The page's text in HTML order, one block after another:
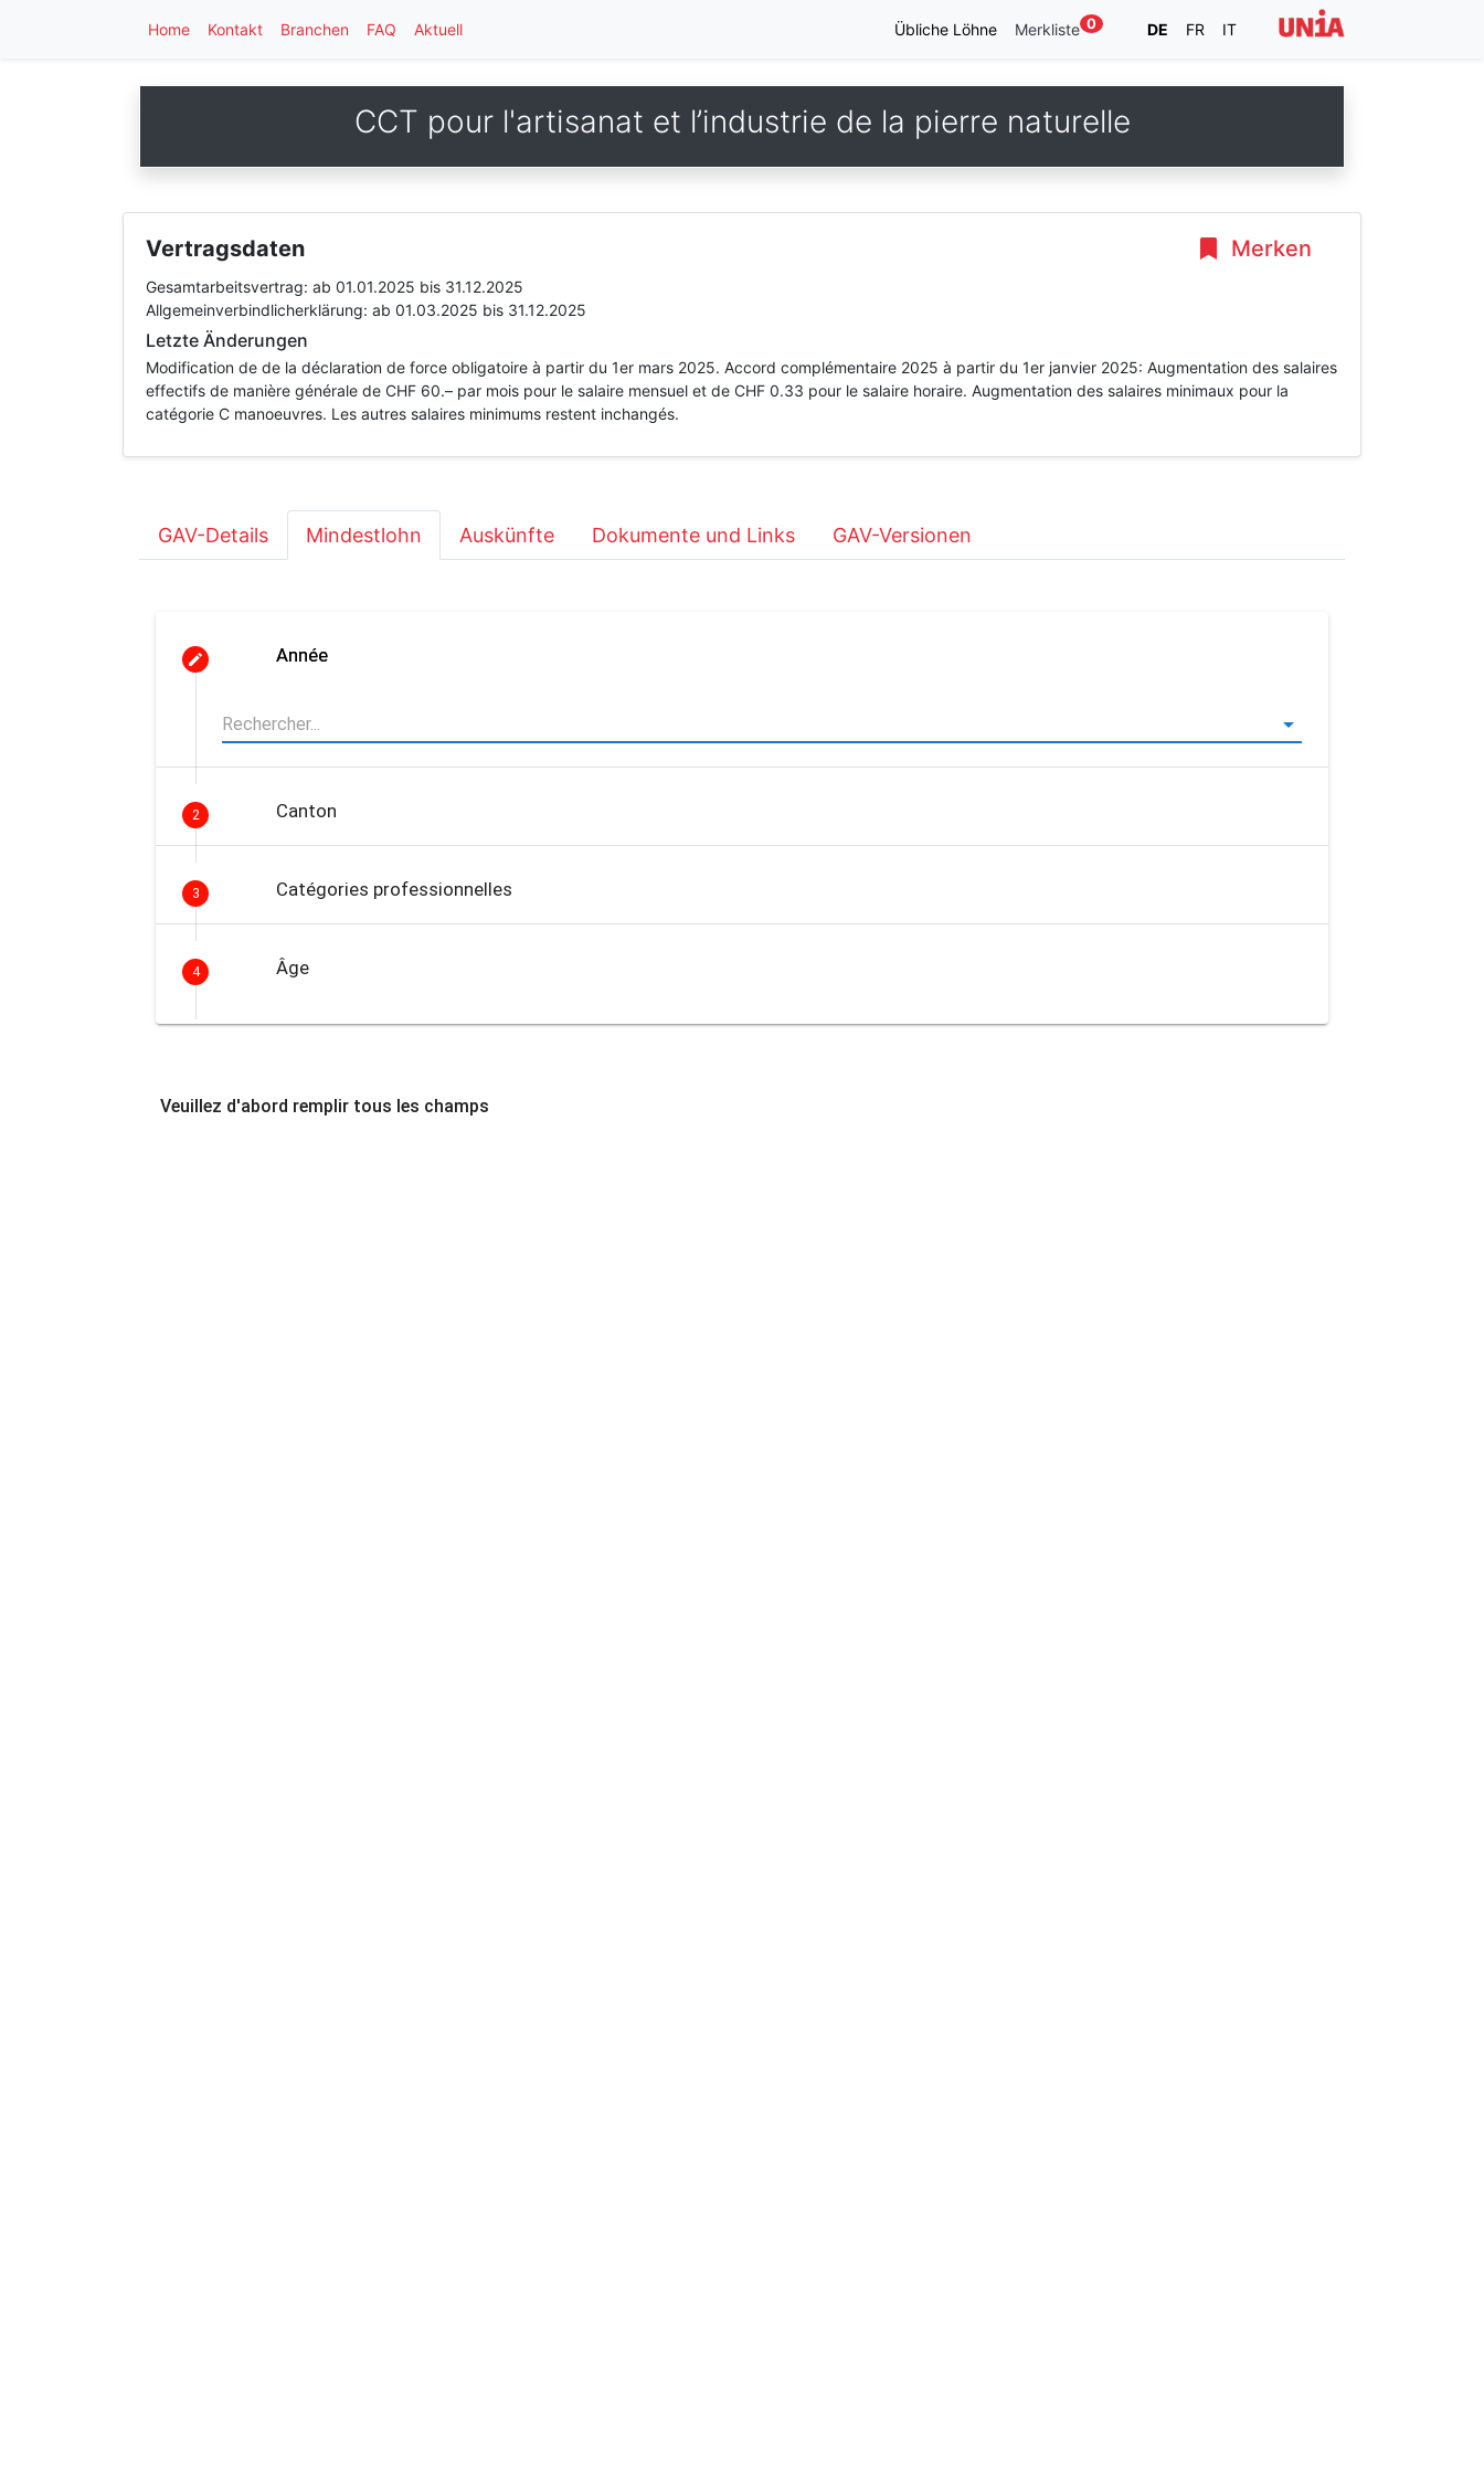
Home Kontakt Branchen FAQ Aktuell Übliche Löhne Merkliste 0 DE FR IT
CCT pour l'artisanat et l’industrie de la pierre naturelle
Merken
Vertragsdaten
Gesamtarbeitsvertrag: ab 01.01.2025 bis 31.12.2025
Allgemeinverbindlicherklärung: ab 01.03.2025 bis 31.12.2025
Letzte Änderungen
Modification de de la déclaration de force obligatoire à partir du 1er mars 2025. Accord complémentaire 2025 à partir du 1er janvier 2025: Augmentation des salaires
effectifs de manière générale de CHF 60.– par mois pour le salaire mensuel et de CHF 0.33 pour le salaire horaire. Augmentation des salaires minimaux pour la
catégorie C manoeuvres. Les autres salaires minimums restent inchangés.
GAV-Details Mindestlohn Auskünfte Dokumente und Links GAV-Versionen
Année
2 Canton
3 Catégories professionnelles
4 Âge
Veuillez d'abord remplir tous les champs